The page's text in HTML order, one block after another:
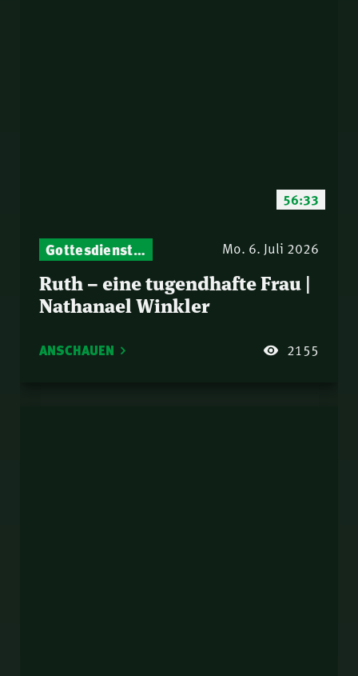
56:33
Gottesdienst-Botschaften – Jeden Sonntag neu: Aktuelle Predigten vom Mitternachtsruf Mo. 6. Juli 2026
Ruth – eine tugendhafte Frau |
Nathanael Winkler
ANSCHAUEN 2155